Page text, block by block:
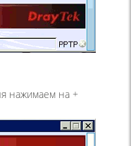
нажимаем на +